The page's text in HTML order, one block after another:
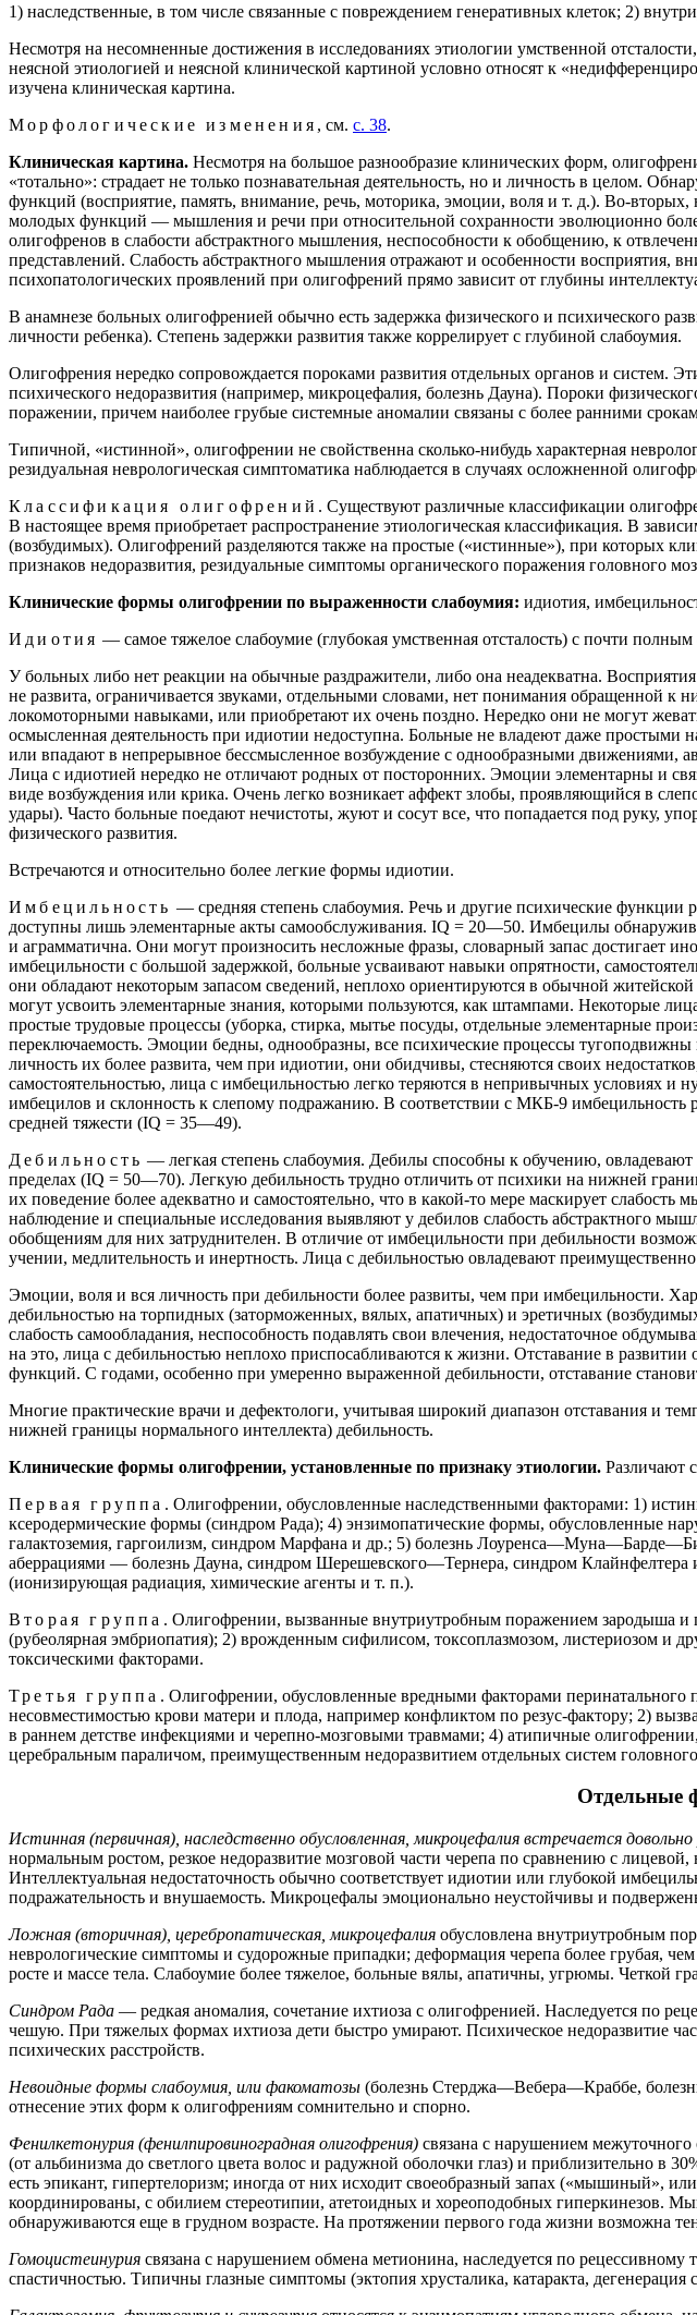
1) наследственные, в том числе связанные с повреждением генеративных клеток; 2)
Несмотря на несомненные достижения в исследованиях этиологии умственной
неясной этиологией и неясной клинической картиной условно относят к
изучена клиническая картина.
Морфологические изменения , см. с. 38.
Клиническая картина. Несмотря на большое разнообразие клинических форм,
«тотально»: страдает не только познавательная деятельность, но и личность в целом.
функций (восприятие, память, внимание, речь, моторика, эмоции, воля и т. д.). Во-
молодых функций — мышления и речи при относительной сохранности эволюционно
олигофренов в слабости абстрактного мышления, неспособности к обобщению, к
представлений. Слабость абстрактного мышления отражают и особенности восприятия,
психопатологических проявлений при олигофрений прямо зависит от глубины
В анамнезе больных олигофренией обычно есть задержка физического и психического
личности ребенка). Степень задержки развития также коррелирует с глубиной слабоумия.
Олигофрения нередко сопровождается пороками развития отдельных органов и систем.
психического недоразвития (например, микроцефалия, болезнь Дауна). Пороки
поражении, причем наиболее грубые системные аномалии связаны с более ранними
Типичной, «истинной», олигофрении не свойственна сколько-нибудь характерная
резидуальная неврологическая симптоматика наблюдается в случаях осложненной
Классификация олигофрений . Существуют различные классификации
В настоящее время приобретает распространение этиологическая классификация. В
(возбудимых). Олигофрений разделяются также на простые («истинные»), при которых
признаков недоразвития, резидуальные симптомы органического поражения головного
Клинические формы олигофрении по выраженности слабоумия: идиотия,
Идиотия — самое тяжелое слабоумие (глубокая умственная отсталость) с почти
У больных либо нет реакции на обычные раздражители, либо она неадекватна.
не развита, ограничивается звуками, отдельными словами, нет понимания обращенной
локомоторными навыками, или приобретают их очень поздно. Нередко они не могут
осмысленная деятельность при идиотии недоступна. Больные не владеют даже
или впадают в непрерывное бессмысленное возбуждение с однообразными движениями,
Лица с идиотией нередко не отличают родных от посторонних. Эмоции элементарны и
виде возбуждения или крика. Очень легко возникает аффект злобы, проявляющийся в
удары). Часто больные поедают нечистоты, жуют и сосут все, что попадается под руку,
физического развития.
Встречаются и относительно более легкие формы идиотии.
Имбецильность — средняя степень слабоумия. Речь и другие психические
доступны лишь элементарные акты самообслуживания. IQ = 20—50. Имбецилы
и аграмматична. Они могут произносить несложные фразы, словарный запас достигает
имбецильности с большой задержкой, больные усваивают навыки опрятности,
они обладают некоторым запасом сведений, неплохо ориентируются в обычной
могут усвоить элементарные знания, которыми пользуются, как штампами. Некоторые
простые трудовые процессы (уборка, стирка, мытье посуды, отдельные элементарные
переключаемость. Эмоции бедны, однообразны, все психические процессы
личность их более развита, чем при идиотии, они обидчивы, стесняются своих
самостоятельностью, лица с имбецильностью легко теряются в непривычных условиях
имбецилов и склонность к слепому подражанию. В соответствии с МКБ-9 имбецильность
средней тяжести (IQ = 35—49).
Дебильность — легкая степень слабоумия. Дебилы способны к обучению,
пределах (IQ = 50—70). Легкую дебильность трудно отличить от психики на нижней
их поведение более адекватно и самостоятельно, что в какой-то мере маскирует
наблюдение и специальные исследования выявляют у дебилов слабость абстрактного
обобщениям для них затруднителен. В отличие от имбецильности при дебильности
учении, медлительность и инертность. Лица с дебильностью овладевают
Эмоции, воля и вся личность при дебильности более развиты, чем при имбецильности.
дебильностью на торпидных (заторможенных, вялых, апатичных) и эретичных
слабость самообладания, неспособность подавлять свои влечения, недостаточное
на это, лица с дебильностью неплохо приспосабливаются к жизни. Отставание в
функций. С годами, особенно при умеренно выраженной дебильности, отставание
Многие практические врачи и дефектологи, учитывая широкий диапазон отставания и
нижней границы нормального интеллекта) дебильность.
Клинические формы олигофрении, установленные по признаку этиологии. Различают
Первая группа . Олигофрении, обусловленные наследственными факторами: 1)
ксеродермические формы (синдром Рада); 4) энзимопатические формы, обусловленные
галактоземия, гаргоилизм, синдром Марфана и др.; 5) болезнь
аберрациями — болезнь Дауна, синдром Шерешевского—Тернера, синдром
(ионизирующая радиация, химические агенты и т. п.).
Вторая группа . Олигофрении, вызванные внутриутробным поражением зародыша
(рубеолярная эмбриопатия); 2) врожденным сифилисом, токсоплазмозом, листериозом
токсическими факторами.
Третья группа . Олигофрении, обусловленные вредными факторами
несовместимостью крови матери и плода, например конфликтом по резус-фактору; 2)
в раннем детстве инфекциями и черепно-мозговыми травмами; 4) атипичные
церебральным параличом, преимущественным недоразвитием отдельных систем
Отдельные
Истинная (первичная), наследственно обусловленная, микроцефалия встречается довольно
нормальным ростом, резкое недоразвитие мозговой части черепа по сравнению с
Интеллектуальная недостаточность обычно соответствует идиотии или глубокой
подражательность и внушаемость. Микроцефалы эмоционально неустойчивы и
Ложная (вторичная), церебропатическая, микроцефалия обусловлена внутриутробным
неврологические симптомы и судорожные припадки; деформация черепа более грубая,
росте и массе тела. Слабоумие более тяжелое, больные вялы, апатичны, угрюмы. Четкой
Синдром Рада — редкая аномалия, сочетание ихтиоза с олигофренией. Наследуется по
чешую. При тяжелых формах ихтиоза дети быстро умирают. Психическое недоразвитие
психических расстройств.
Невоидные формы слабоумия, или факоматозы (болезнь Стерджа—Вебера—Краббе,
отнесение этих форм к олигофрениям сомнительно и спорно.
Фенилкетонурия (фенилпировиноградная олигофрения) связана с нарушением межуточного
(от альбинизма до светлого цвета волос и радужной оболочки глаз) и приблизительно в
есть эпикант, гипертелоризм; иногда от них исходит своеобразный запах («мышиный»,
координированы, с обилием стереотипии, атетоидных и хореоподобных гиперкинезов.
обнаруживаются еще в грудном возрасте. На протяжении первого года жизни возможна
Гомоцистеинурия связана с нарушением обмена метионина, наследуется по
спастичностью. Типичны глазные симптомы (эктопия хрусталика, катаракта, дегенерация